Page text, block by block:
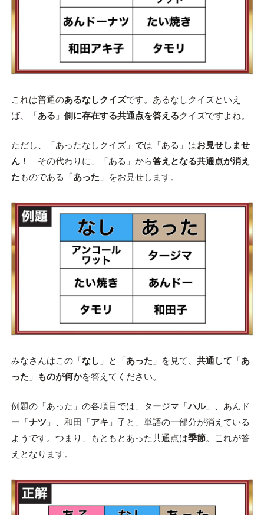
これは普通のあるなしクイズです。あるなしクイズといえ
ば、「ある 」 側に存在する共通点を答えるクイズですよね。
ただし、「あったなしクイズ」では「ある」はお見せしませ
ん！ その代わりに、「ある」から答えとなる共通点が消え
た ものである「あった 」をお見せします。
みなさんはこの「なし 」と「あった 」を見て、 共通して 「あ
った 」 ものが何かを答えてください。
例題の「あった」の各項目では、タージマ「ハル」、あんド
ー「ナツ 」、和田「アキ 」子と、単語の一部分が消えている
ようです。つまり、もともとあった共通点は季節。これが答
えとなります。